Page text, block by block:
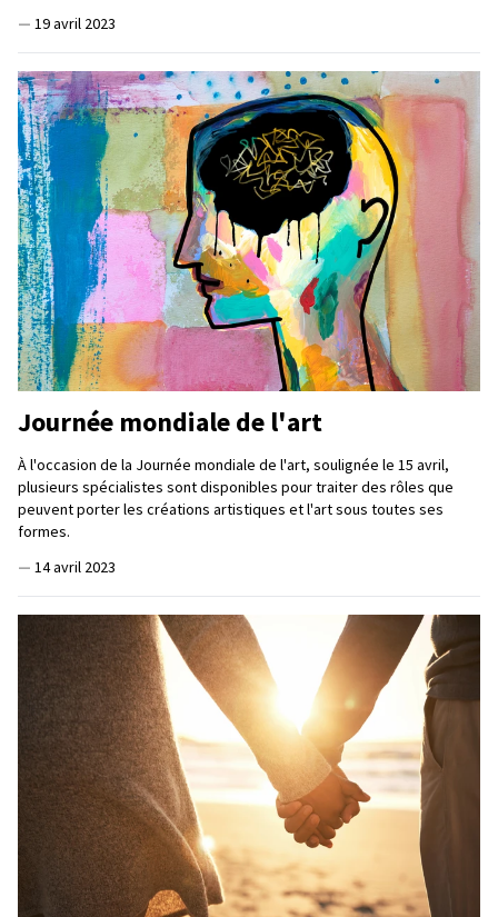
— 19 avril 2023
Journée mondiale de l'art
À l'occasion de la Journée mondiale de l'art, soulignée le 15 avril,
plusieurs spécialistes sont disponibles pour traiter des rôles que
peuvent porter les créations artistiques et l'art sous toutes ses
formes.
— 14 avril 2023